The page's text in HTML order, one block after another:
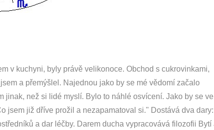
v kuchyni, byly právě velikonoce. Obchod s cukrovinkami,
a přemýšlel. Najednou jako by se mé vědomí začalo
jinak, než si lidé myslí. Bylo to náhlé osvícení. Jako by se ve
jsem již dříve prožil a nezapamatoval si." Dostává dva dary:
a dar léčby. Darem ducha vypracovává filozofii Bytí